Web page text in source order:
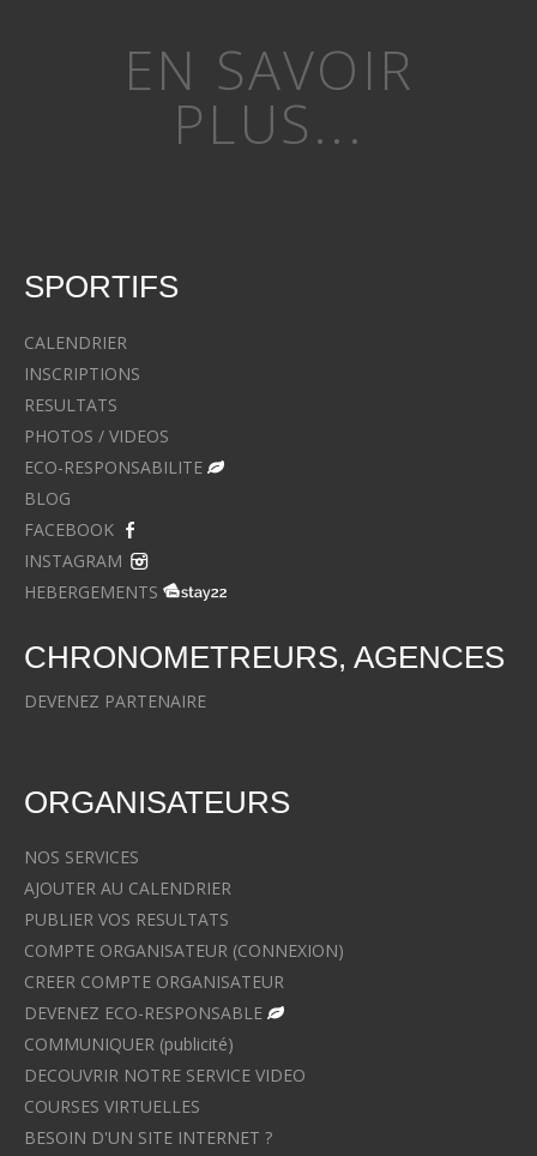
EN SAVOIR
PLUS...
SPORTIFS
CALENDRIER
INSCRIPTIONS
RESULTATS
PHOTOS / VIDEOS
ECO-RESPONSABILITE
BLOG
FACEBOOK
INSTAGRAM
HEBERGEMENTS
CHRONOMETREURS, AGENCES
DEVENEZ PARTENAIRE
ORGANISATEURS
NOS SERVICES
AJOUTER AU CALENDRIER
PUBLIER VOS RESULTATS
COMPTE ORGANISATEUR (CONNEXION)
CREER COMPTE ORGANISATEUR
DEVENEZ ECO-RESPONSABLE
COMMUNIQUER (publicité)
DECOUVRIR NOTRE SERVICE VIDEO
COURSES VIRTUELLES
BESOIN D'UN SITE INTERNET ?